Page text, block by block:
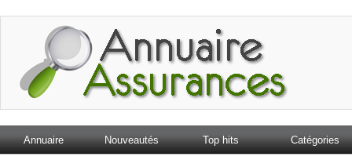
Annuaire Nouveautés Top hits Catégories